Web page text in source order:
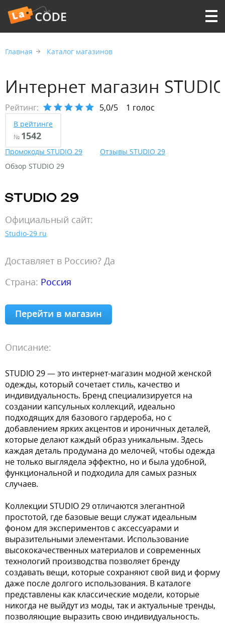
Главная Каталог магазинов
Интернет магазин
Рейтинг: 5,0/5 1 голос
В рейтинге
№ 1542
Промокоды STUDIO 29
Отзывы STUDIO 29
Обзор STUDIO 29
Официальный сайт:
Studio-29.ru
Доставляет в Россию? Да
Страна: Россия
Перейти в магазин
Описание:
STUDIO 29 — это интернет-магазин модной женской
одежды, который сочетает стиль, качество и
индивидуальность. Бренд специализируется на
создании капсульных коллекций, идеально
подходящих для базового гардероба, но с
добавлением ярких акцентов и ироничных деталей,
которые делают каждый образ уникальным. Здесь
каждая деталь продумана до мелочей, чтобы одежда
не только выглядела эффектно, но и была удобной,
функциональной и подходила для самых разных
случаев.
Коллекции STUDIO 29 отличаются элегантной
простотой, где базовые вещи служат идеальным
фоном для экспериментов с аксессуарами и
выразительными элементами. Использование
высококачественных материалов и современных
технологий производства позволяет бренду
создавать вещи, которые сохраняют свой вид и форму
даже после долгого использования. В каталоге
представлены как классические модели, которые
никогда не выйдут из моды, так и актуальные тренды,
позволяющие выразить свою индивидуальность.